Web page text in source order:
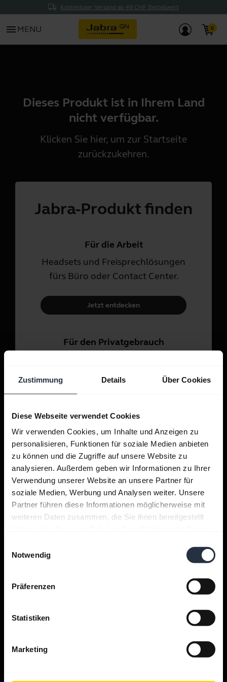
Kostenloser Versand ab 49 CHF Bestellwert
Zustimmung Details Über Cookies
Diese Webseite verwendet Cookies
Wir verwenden Cookies, um Inhalte und Anzeigen zu
personalisieren, Funktionen für soziale Medien anbieten
zu können und die Zugriffe auf unsere Website zu
analysieren. Außerdem geben wir Informationen zu Ihrer
Verwendung unserer Website an unsere Partner für
soziale Medien, Werbung und Analysen weiter. Unsere
Partner führen diese Informationen möglicherweise mit
weiteren Daten zusammen, die Sie ihnen bereitgestellt
Notwendig
Präferenzen
Statistiken
Marketing
menu MENU
Dieses Produkt ist in Ihrem Land
nicht verfügbar.
Klicken Sie hier, um zur Startseite
zurückzukehren.
Jabra-Produkt finden
Für die Arbeit
Headsets und Freisprechlösungen
fürs Büro oder Contact Center.
Jetzt entdecken
Für den Privatgebrauch
für Anrufe, Musik und Sport.
Support
Jabra Apps